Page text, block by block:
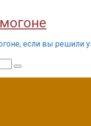
если вы решили